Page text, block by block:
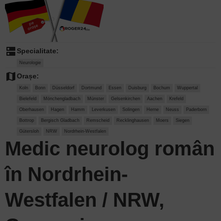
dns Specialitate:
Neurologie
map Orașe:
Koln Bonn Düsseldorf Dortmund Essen Duisburg Bochum Wuppertal
Bielefeld Mönchengladbach Münster Gelsenkirchen Aachen Krefeld
Oberhausen Hagen Hamm Leverkusen Solingen Herne Neuss Paderborn
Bottrop Bergisch Gladbach Remscheid Recklinghausen Moers Siegen
Gütersloh NRW Nordrhein-Westfalen
Medic neurolog român
în Nordrhein-
Westfalen / NRW,